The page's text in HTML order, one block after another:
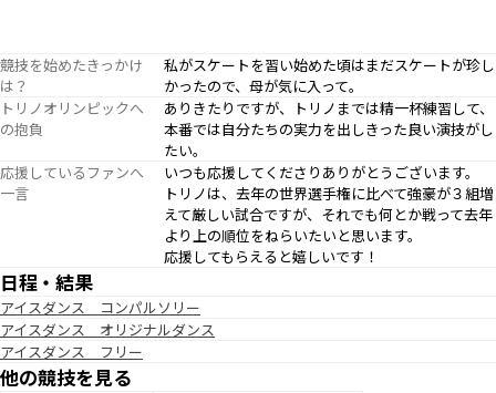
競技を始めたきっかけ
は？
私がスケートを習い始めた頃はまだスケートが珍し
かったので、母が気に入って。
トリノオリンピックへ
の抱負
ありきたりですが、トリノまでは精一杯練習して、
本番では自分たちの実力を出しきった良い演技がし
たい。
応援しているファンへ
一言
いつも応援してくださりありがとうございます。
トリノは、去年の世界選手権に比べて強豪が３組増
えて厳しい試合ですが、それでも何とか戦って去年
より上の順位をねらいたいと思います。
応援してもらえると嬉しいです！
日程・結果
アイスダンス コンパルソリー
アイスダンス オリジナルダンス
アイスダンス フリー
他の競技を見る